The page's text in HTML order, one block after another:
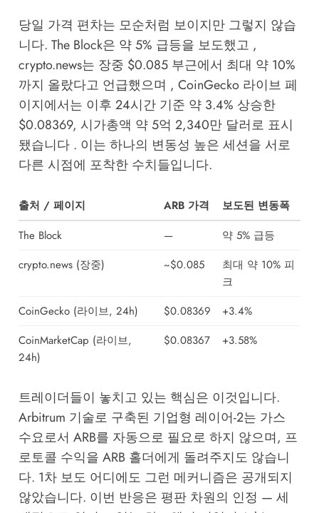
당일 가격 편차는 모순처럼 보이지만 그렇지 않습
니다. The Block은 약 5% 급등을 보도했고 ,
crypto.news는 장중 $0.085 부근에서 최대 약 10%
까지 올랐다고 언급했으며 , CoinGecko 라이브 페
이지에서는 이후 24시간 기준 약 3.4% 상승한
$0.08369, 시가총액 약 5억 2,340만 달러로 표시
됐습니다 . 이는 하나의 변동성 높은 세션을 서로
다른 시점에 포착한 수치들입니다.
출처 / 페이지 ARB 가격
보도된 변동폭
The Block
—
약 5% 급등
crypto.news (장중)
~$0.085
최대 약 10% 피
크
CoinGecko (라이브, 24h)
$0.08369
+3.4%
CoinMarketCap (라이브,
24h)
$0.08367 +3.58%
트레이더들이 놓치고 있는 핵심은 이것입니다.
Arbitrum 기술로 구축된 기업형 레이어-2는 가스
수요로서 ARB를 자동으로 필요로 하지 않으며, 프
로토콜 수익을 ARB 홀더에게 돌려주지도 않습니
다. 1차 보도 어디에도 그런 메커니즘은 공개되지
않았습니다. 이번 반응은 평판 차원의 인정 — 세